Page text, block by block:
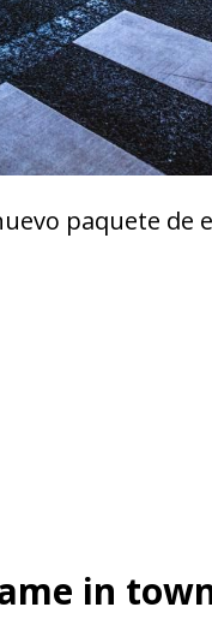
paquete de
in